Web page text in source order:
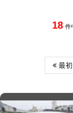
18 件
最初